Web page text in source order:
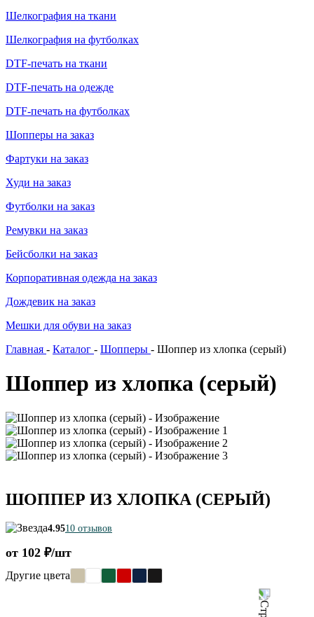
Шелкография на ткани
Шелкография на футболках
DTF-печать на ткани
DTF-печать на одежде
DTF-печать на футболках
Шопперы на заказ
Фартуки на заказ
Худи на заказ
Футболки на заказ
Ремувки на заказ
Бейсболки на заказ
Корпоративная одежда на заказ
Дождевик на заказ
Мешки для обуви на заказ
Главная - Каталог - Шопперы - Шоппер из хлопка (серый)
Шоппер из хлопка (серый)
ШОППЕР ИЗ ХЛОПКА (СЕРЫЙ)
4.9510 отзывов
от 102 ₽/шт
Другие цвета